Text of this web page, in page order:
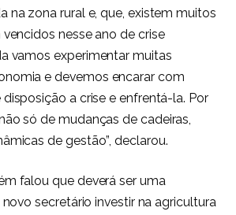
na zona rural e, que, existem muitos
nesse ano de crise
vamos experimentar muitas
e devemos encarar com
a crise e enfrentá-la. Por
só de mudanças de cadeiras,
de gestão”, declarou.
falou que deverá ser uma
secretário investir na agricultura